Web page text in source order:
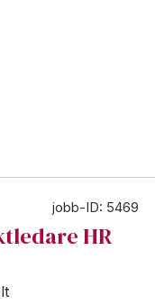
jobb-ID: 5469
HR